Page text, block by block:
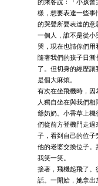
的乘客說：「小孩會
樣，想要表達一些事
的哭聲所要表達的意
一個人，誰不是從小
哭，現在也請你們用
隨著我們的孩子日漸
了。但切身的經歷
是個大麻煩。
有次在坐飛機時，因
人獨自坐在與我們
爺奶奶。小香草上機
們從前方登機門走過
子，看到自己的位子
他的老婆交換位子。
我笑一笑。
接著，飛機起飛了。
話。一開始，她拿出